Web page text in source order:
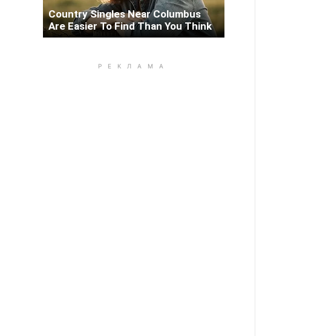
Country Singles Near Columbus
Are Easier To Find Than You Think